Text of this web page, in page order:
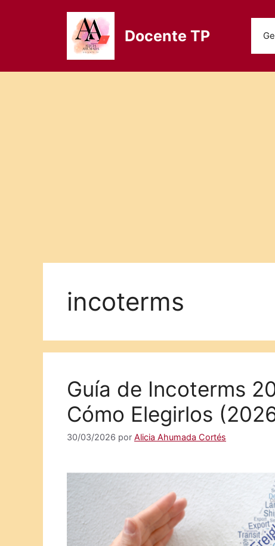
Docente TP
incoterms
Guía de Incoterms
Cómo Elegirlos
30/03/2026 por Alicia Ahumada Cortés